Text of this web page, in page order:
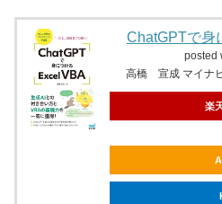
ChatGPTで身
posted
高橋 宣成 マイナ
楽